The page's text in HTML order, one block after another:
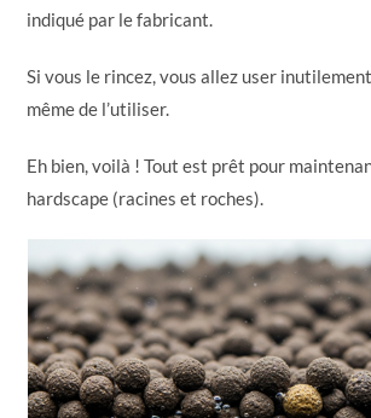
indiqué par le fabricant.
Si vous le rincez, vous allez user
même de l’utiliser.
Eh bien, voilà ! Tout est prêt pour
hardscape (racines et roches).